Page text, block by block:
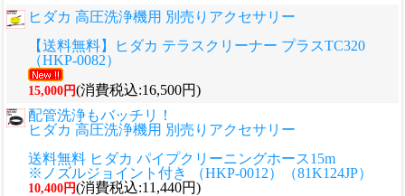
ヒダカ 高圧洗浄機用 別売りアクセサリー
【送料無料】ヒダカ テラスクリーナー プラスTC320
（HKP-0082）
15,000円(消費税込:16,500円)
配管洗浄もバッチリ！
ヒダカ 高圧洗浄機用 別売りアクセサリー
送料無料 ヒダカ パイプクリーニングホース15m
※ノズルジョイント付き （HKP-0012）（81K124JP）
10,400円(消費税込:11,440円)